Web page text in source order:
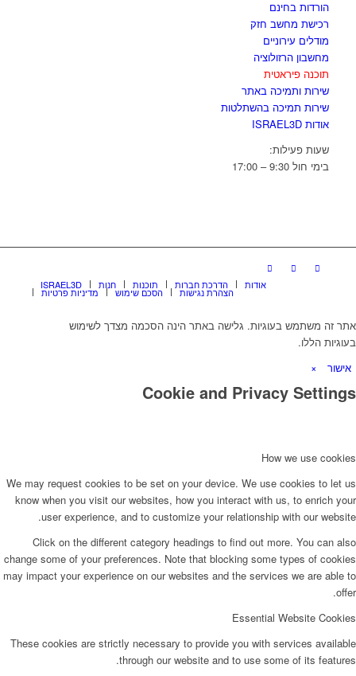
הורדות בחינם
רכישת מחשב חזק
מודלים עירוניים
מחשבון הרזולוציה
תוכנה פיראטית
שירות ותמיכה באתר
שירות תמיכה בהשתלטות
אודות ISRAEL3D
שעות פעילות:
בימי חול 9:30 – 17:00
ISRAEL3D חנות תוכנות הדרכת חברות אודות
מדיניות פרטיות הסכם שימוש הצהרת נגישות
אתר זה משתמש בעוגיות. גלישה באתר הינה הסכמה מצדך לשימוש
בעוגיות הללו.
אישור
×
Cookie and Privacy Settings
How we use cookies
We may request cookies to be set on your device. We use cookies to let us
know when you visit our websites, how you interact with us, to enrich your
user experience, and to customize your relationship with our website.
Click on the different category headings to find out more. You can also
change some of your preferences. Note that blocking some types of cookies
may impact your experience on our websites and the services we are able to
offer.
Essential Website Cookies
These cookies are strictly necessary to provide you with services available
through our website and to use some of its features.